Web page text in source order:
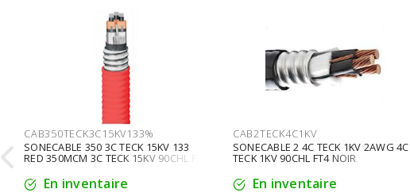
CAB350TECK3C15KV133%
SONECABLE 350 3C TECK 15KV 133
RED 350MCM 3C TECK 15KV 90CHL FT4
En inventaire
CAB2TECK4C1KV
SONECABLE 2 4C TECK 1KV 2AWG 4C
TECK 1KV 90CHL FT4 NOIR
En inventaire